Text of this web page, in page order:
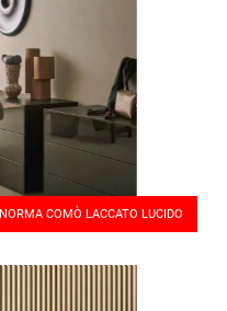
NORMA COMÒ LACCATO LUCIDO